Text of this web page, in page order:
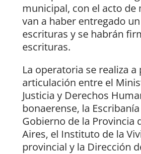
municipal, con el acto de
van a haber entregado
escrituras y se habrán
escrituras.
La operatoria se realiza a
articulación entre el
Justicia y Derechos
bonaerense, la
Gobierno de la Provincia
Aires, el Instituto de la
provincial y la Dirección